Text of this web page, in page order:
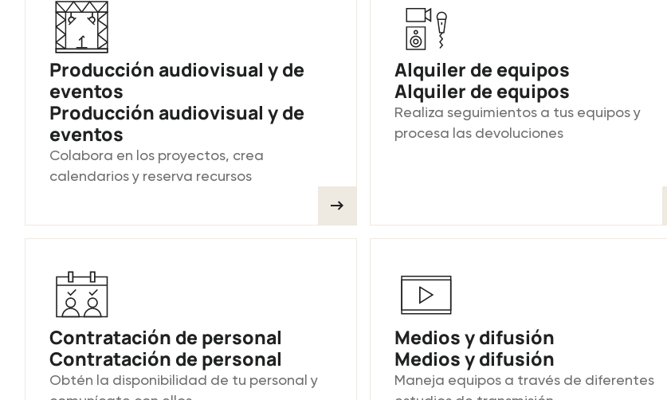
Producción audiovisual y de
eventos
Producción audiovisual y de
eventos
Colabora en los proyectos, crea
calendarios y reserva recursos
Alquiler de equipos
Alquiler de equipos
Realiza seguimientos a tus equipos y
procesa las devoluciones
Contratación de personal
Contratación de personal
Obtén la disponibilidad de tu personal y
Medios y difusión
Medios y difusión
Maneja equipos a través de diferentes